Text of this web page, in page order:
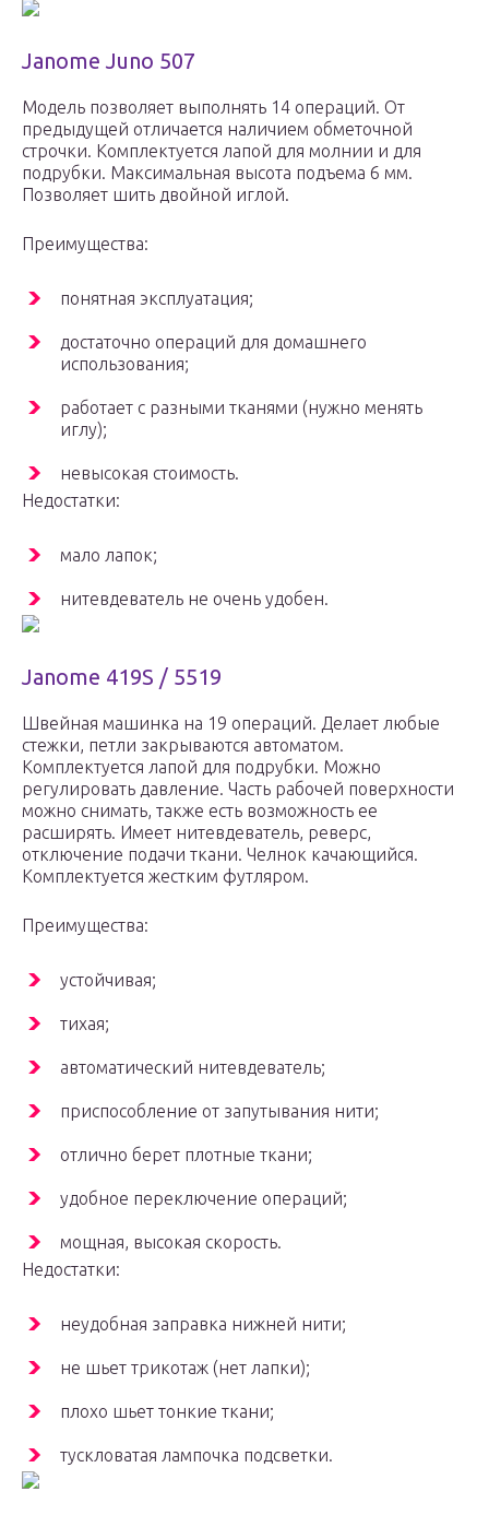
Janome Juno 507
Модель позволяет выполнять 14 операций. От
предыдущей отличается наличием обметочной
строчки. Комплектуется лапой для молнии и для
подрубки. Максимальная высота подъема 6 мм.
Позволяет шить двойной иглой.
Преимущества:
понятная эксплуатация;
достаточно операций для домашнего
использования;
работает с разными тканями (нужно менять
иглу);
невысокая стоимость.
Недостатки:
мало лапок;
нитевдеватель не очень удобен.
Janome 419S / 5519
Швейная машинка на 19 операций. Делает любые
стежки, петли закрываются автоматом.
Комплектуется лапой для подрубки. Можно
регулировать давление. Часть рабочей поверхности
можно снимать, также есть возможность ее
расширять. Имеет нитевдеватель, реверс,
отключение подачи ткани. Челнок качающийся.
Комплектуется жестким футляром.
Преимущества:
устойчивая;
тихая;
автоматический нитевдеватель;
приспособление от запутывания нити;
отлично берет плотные ткани;
удобное переключение операций;
мощная, высокая скорость.
Недостатки:
неудобная заправка нижней нити;
не шьет трикотаж (нет лапки);
плохо шьет тонкие ткани;
тускловатая лампочка подсветки.